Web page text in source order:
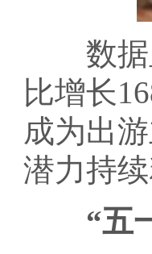
数据显
比增长
成为出
潜力持续
“五